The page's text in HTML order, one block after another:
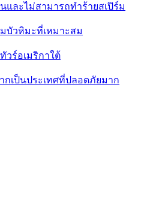
และไม่สามารถทำร้ายสเปิร์ม
บัวหิมะที่เหมาะสม
ร์อเมริกาใต้
เป็นประเทศที่ปลอดภัยมาก